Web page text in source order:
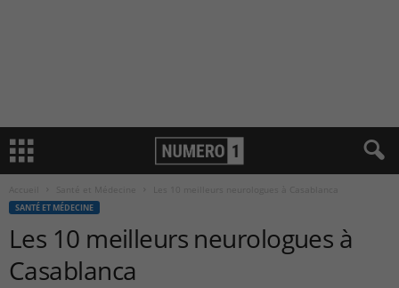
Santé et Médecine
SANTÉ ET MÉDECINE
Les 10 meilleurs neurologues à
Casablanca